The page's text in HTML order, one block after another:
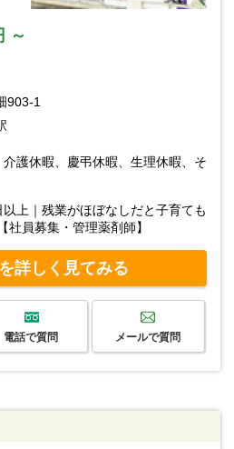
～
903-1
護休暇、慶弔休暇、生理休暇、そ
上｜残業がほぼなしだと子育ても
員募集・管理薬剤師】
詳しく見てみる
電話で質問 メールで質問